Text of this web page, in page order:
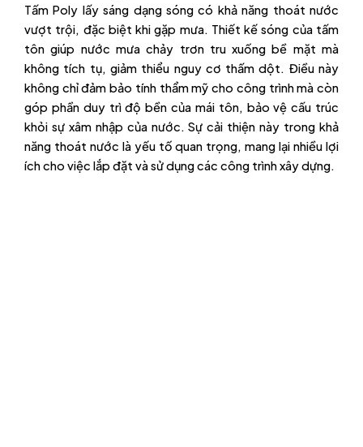
Tấm Poly lấy sáng dạng sóng có khả năng thoát nước
vượt trội, đặc biệt khi gặp mưa. Thiết kế sóng của tấm
tôn giúp nước mưa chảy trơn tru xuống bề mặt mà
không tích tụ, giảm thiểu nguy cơ thấm dột. Điều này
không chỉ đảm bảo tính thẩm mỹ cho công trình mà còn
góp phần duy trì độ bền của mái tôn, bảo vệ cấu trúc
khỏi sự xâm nhập của nước. Sự cải thiện này trong khả
năng thoát nước là yếu tố quan trọng, mang lại nhiều lợi
ích cho việc lắp đặt và sử dụng các công trình xây dựng.